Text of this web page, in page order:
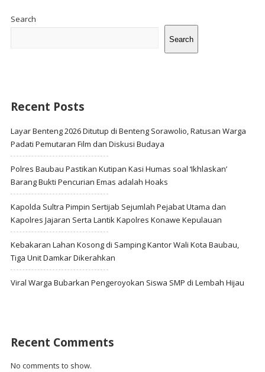
Search
Search
Recent Posts
Layar Benteng 2026 Ditutup di Benteng Sorawolio, Ratusan Warga
Padati Pemutaran Film dan Diskusi Budaya
Polres Baubau Pastikan Kutipan Kasi Humas soal ‘Ikhlaskan’
Barang Bukti Pencurian Emas adalah Hoaks
Kapolda Sultra Pimpin Sertijab Sejumlah Pejabat Utama dan
Kapolres Jajaran Serta Lantik Kapolres Konawe Kepulauan
Kebakaran Lahan Kosong di Samping Kantor Wali Kota Baubau,
Tiga Unit Damkar Dikerahkan
Viral Warga Bubarkan Pengeroyokan Siswa SMP di Lembah Hijau
Recent Comments
No comments to show.